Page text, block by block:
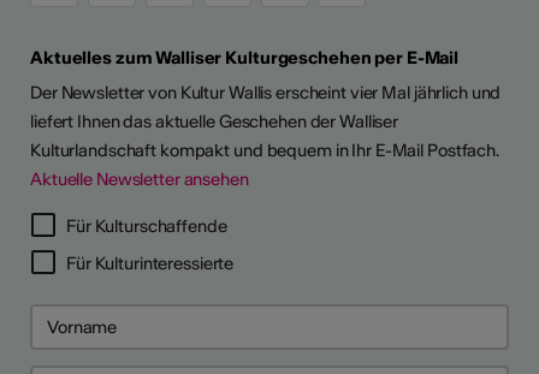
Aktuelles zum Walliser Kulturgeschehen per E-Mail
Der Newsletter von Kultur Wallis erscheint vier Mal jährlich und
liefert Ihnen das aktuelle Geschehen der Walliser
Kulturlandschaft kompakt und bequem in Ihr E-Mail Postfach.
Aktuelle Newsletter ansehen
Für Kulturschaffende
Für Kulturinteressierte